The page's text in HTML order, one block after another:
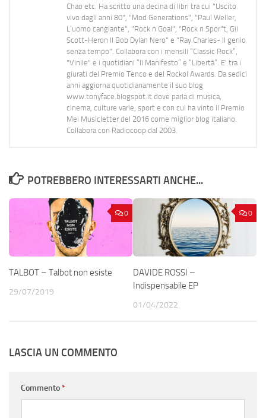
Chao etc. Ha scritto una decina di libri tra cui "Uscito
vivo dagli anni 80", "Mod Generations", "Paul Weller,
L’uomo cangiante", "Rock n Goal", "Rock n Spor"t, Gil
Scott-Heron Il Bob Dylan Nero" e "Ray Charles- Il genio
senza tempo". Collabora con i mensili “Classic Rock”,
"Vinile" e i quotidiani “Il Manifesto” e “Libertà”. E' tra i
giurati del Premio Tenco e del Rockol Awards. Da sedici
anni aggiorna quotidianamente il suo blog
www.tonyface.blogspot.it dove parla di musica,
cinema, culture varie, sport e con cui ha vinto il Premio
Mei Musicletter del 2016 come miglior blog italiano.
Collabora con Radiocoop dal 2003.
POTREBBERO INTERESSARTI ANCHE...
0
TALBOT – Talbot non esiste
29/07/2019
0
DAVIDE ROSSI –
Indispensabile EP
01/04/2022
LASCIA UN COMMENTO
Commento*